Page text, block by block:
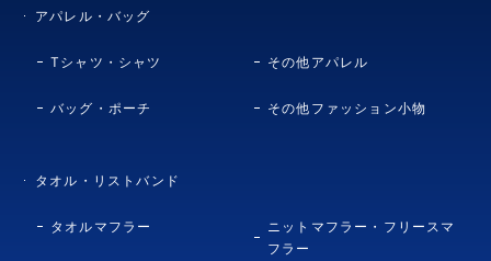
アパレル・バッグ
Tシャツ・シャツ その他アパレル
バッグ・ポーチ その他ファッション小物
タオル・リストバンド
タオルマフラー
ニットマフラー・フリースマ
フラー